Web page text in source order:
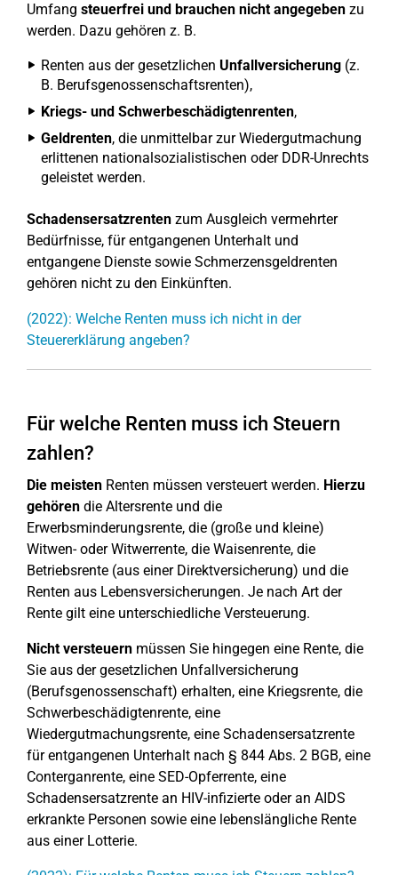
Umfang steuerfrei und brauchen nicht angegeben zu
werden. Dazu gehören z. B.
Renten aus der gesetzlichen Unfallversicherung (z.
B. Berufsgenossenschaftsrenten),
Kriegs- und Schwerbeschädigtenrenten,
Geldrenten, die unmittelbar zur Wiedergutmachung
erlittenen nationalsozialistischen oder DDR-Unrechts
geleistet werden.
Schadensersatzrenten zum Ausgleich vermehrter
Bedürfnisse, für entgangenen Unterhalt und
entgangene Dienste sowie Schmerzensgeldrenten
gehören nicht zu den Einkünften.
(2022): Welche Renten muss ich nicht in der
Steuererklärung angeben?
Für welche Renten muss ich Steuern
zahlen?
Die meisten Renten müssen versteuert werden. Hierzu
gehören die Altersrente und die
Erwerbsminderungsrente, die (große und kleine)
Witwen- oder Witwerrente, die Waisenrente, die
Betriebsrente (aus einer Direktversicherung) und die
Renten aus Lebensversicherungen. Je nach Art der
Rente gilt eine unterschiedliche Versteuerung.
Nicht versteuern müssen Sie hingegen eine Rente, die
Sie aus der gesetzlichen Unfallversicherung
(Berufsgenossenschaft) erhalten, eine Kriegsrente, die
Schwerbeschädigtenrente, eine
Wiedergutmachungsrente, eine Schadensersatzrente
für entgangenen Unterhalt nach § 844 Abs. 2 BGB, eine
Conterganrente, eine SED-Opferrente, eine
Schadensersatzrente an HIV-infizierte oder an AIDS
erkrankte Personen sowie eine lebenslängliche Rente
aus einer Lotterie.